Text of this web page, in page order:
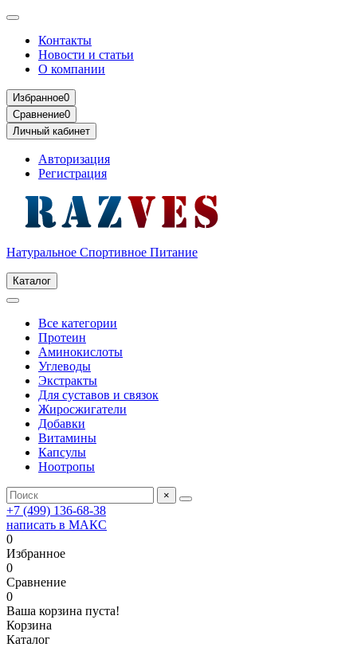
Контакты
Новости и статьи
О компании
Избранное0
Сравнение0
Личный кабинет
Авторизация
Регистрация
Натуральное Спортивное Питание
Каталог
Все категории
Протеин
Аминокислоты
Углеводы
Экстракты
Для суставов и связок
Жиросжигатели
Добавки
Витамины
Капсулы
Ноотропы
×
+7 (499) 136-68-38
написать в МАКС
0
Избранное
0
Сравнение
0
Ваша корзина пуста!
Корзина
Каталог